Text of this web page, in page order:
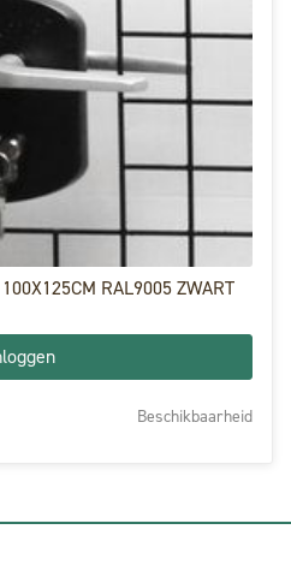
RAL9005 ZWART
Beschikbaarheid